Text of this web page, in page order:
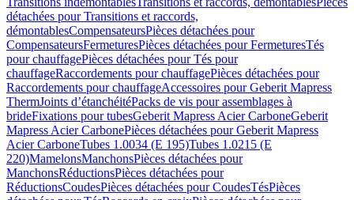
détachées pour Transitions et raccords,
démontablesCompensateursPièces détachées pour
CompensateursFermeturesPièces détachées pour FermeturesTés
pour chauffagePièces détachées pour Tés pour
chauffageRaccordements pour chauffagePièces détachées pour
Raccordements pour chauffageAccessoires pour Geberit Mapress
ThermJoints d’étanchéitéPacks de vis pour assemblages à
brideFixations pour tubesGeberit Mapress Acier CarboneGeberit
Mapress Acier CarbonePièces détachées pour Geberit Mapress
Acier CarboneTubes 1.0034 (E 195)Tubes 1.0215 (E
220)MamelonsManchonsPièces détachées pour
ManchonsRéductionsPièces détachées pour
RéductionsCoudesPièces détachées pour CoudesTésPièces